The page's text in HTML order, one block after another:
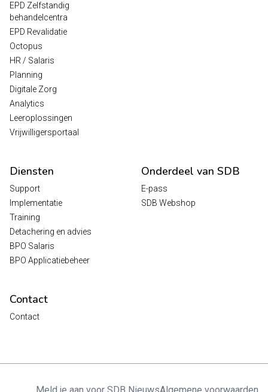
EPD Zelfstandig
behandelcentra
EPD Revalidatie
Octopus
HR / Salaris
Planning
Digitale Zorg
Analytics
Leeroplossingen
Vrijwilligersportaal
Diensten
Support
Implementatie
Training
Detachering en advies
BPO Salaris
BPO Applicatiebeheer
Onderdeel van SDB
E-pass
SDB Webshop
Contact
Contact